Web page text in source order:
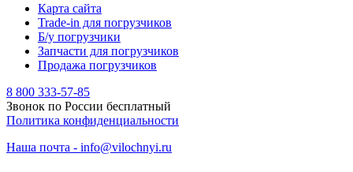
Карта сайта
Trade-in для погрузчиков
Б/у погрузчики
Запчасти для погрузчиков
Продажа погрузчиков
8 800 333-57-85
Звонок по России бесплатный
Политика конфиденциальности
Наша почта - info@vilochnyi.ru